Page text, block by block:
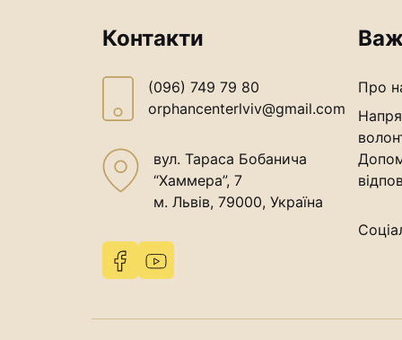
Контакти
(096) 749 79 80
orphancenterlviv@gmail.com
вул. Тараса Бобанича
“Хаммера”, 7
м. Львів, 79000, Україна
Про